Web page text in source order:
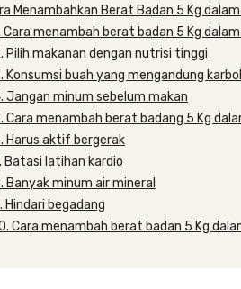
Menambahkan Berat Badan 5 Kg
Cara menambah berat badan 5 Kg
Pilih makanan dengan nutrisi tinggi
Konsumsi buah yang mengandung
Jangan minum sebelum makan
Cara menambah berat badang 5 Kg
Harus aktif bergerak
Batasi latihan kardio
Banyak minum air mineral
Hindari begadang
Cara menambah berat badan 5 Kg